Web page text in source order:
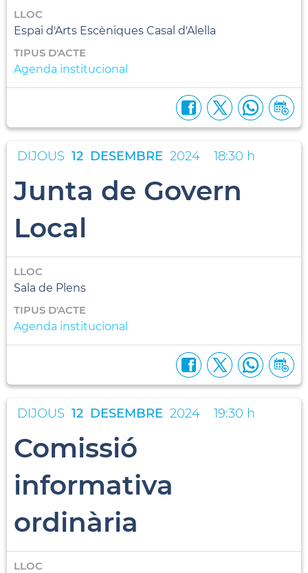
LLOC
Espai d'Arts Escèniques Casal d'Alella
TIPUS D'ACTE
Agenda institucional
DIJOUS 12 DESEMBRE 2024 18:30 h
Junta de Govern
Local
LLOC
Sala de Plens
TIPUS D'ACTE
Agenda institucional
DIJOUS 12 DESEMBRE 2024 19:30 h
Comissió
informativa
ordinària
LLOC